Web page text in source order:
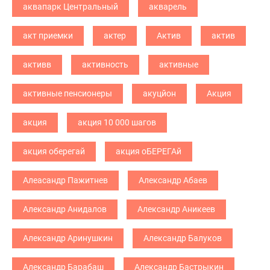
аквапарк Центральный акварель
акт приемки актер Актив актив
активв активность активные
активные пенсионеры акуцйон Акция
акция акция 10 000 шагов
акция оберегай акция оБЕРЕГАй
Алеасандр Пажитнев Александр Абаев
Александр Анидалов Александр Аникеев
Александр Аринушкин Александр Балуков
Александр Барабаш Александр Бастрыкин